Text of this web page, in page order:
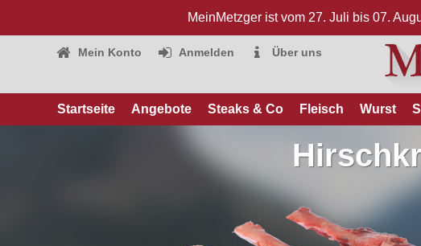
MeinMetzger ist vom 27. Juli bis 07.
Mein Konto Anmelden Über uns
Startseite Angebote Steaks & Co Fleisch Wurst